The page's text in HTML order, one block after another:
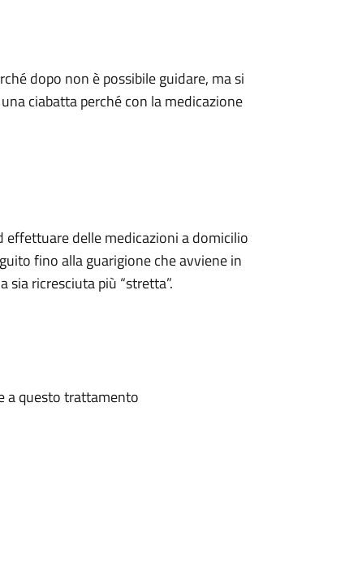
dopo non è possibile guidare, ma si
ciabatta perché con la medicazione
effettuare delle medicazioni a domicilio
fino alla guarigione che avviene in
sia ricresciuta più “stretta”.
a questo trattamento